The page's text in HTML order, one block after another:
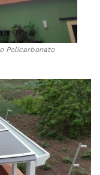
Policarbonato